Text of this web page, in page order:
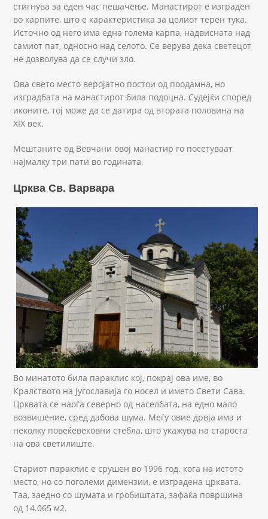
стигнува за еден час пешачење. Манастирот е изграден
во карпите, што е карактеристика за целиот терен тука.
Источно од него има една голема карпа, надвисната над
самиот пат, односно над селото. Се верува дека светецот
не дозволува да се случи зло.
Ова свето место веројатно постои од поодамна, но
изградбата на манастирот била подоцна. Судејќи според
иконите, тој може да се датира од втората половина на
XIX век.
Мештаните од Вевчани овој манастир го посетуваат
најмалку три пати во годината.
Црква Св. Варвара
Varvara.JPG
Во минатото била параклис кој, покрај ова име, во
Кралството на Југославија го носел и името Свети Сава.
Црквата се наоѓа северно од населбата, на едно мало
возвишение, сред дабова шума. Меѓу овие дрвја има и
неколку повеќевековни стебла, што укажува на староста
на ова светилиште.
Стариот параклис е срушен во 1996 год. кога на истото
место, но со поголеми димензии, е изградена црквата.
Таа, заедно со шумата и гробиштата, зафаќа површина
од 14.065 м2.